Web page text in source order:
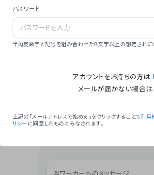
- **ビジョン**: 「
### 会社概要
パスワード
半角英数字と記号を組み合わせた8文字以上の想定されにく
アカウントをお持ちの方は
メールが届かない場合は
上記の「メールアドレスで始める」をクリックすることで利用
リシー に同意したものとみなされます。